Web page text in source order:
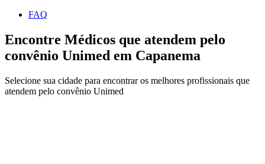
FAQ
Encontre Médicos que atendem pelo
convênio Unimed em Capanema
Selecione sua cidade para encontrar os melhores profissionais que
atendem pelo convênio Unimed